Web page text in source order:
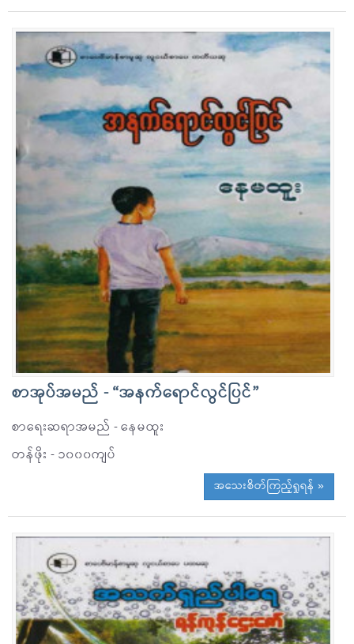
စာအုပ်အမည် - “အနက်ရောင်လွင်ပြင်”
စာရေးဆရာအမည် - နေမထူး
တန်ဖိုး - ၁၀၀၀ကျပ်
အသေးစိတ်ကြည့်ရှုရန် »